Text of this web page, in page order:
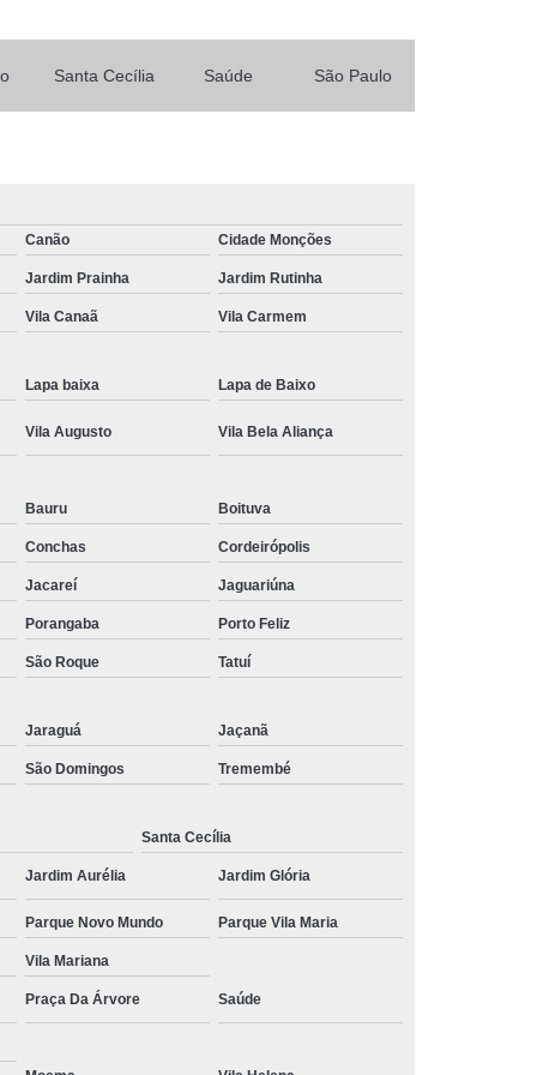
Tratamento da Depressão
Tratamento para Depressão
para Depressão
Depressivo Maior
Persistente
Tratamento de Fobia
Fobia de Lugar Fechado
Tratamentos para Medo
Tratamento para Insônia
Tratamento para Insônia e Ansiedade
Tratamento para Insônia Interior de São Paulo
Tratamento para Insônia Terminal
Bipolar
Tratamento da Bipolaridade
Tratamento de Transtorno Bipolar
Tratamento para Depressão Bipolar
Tratamento para Transtorno Bipolar
Bipolar Interior de São Paulo
Bipolar São Paulo
Santa Cecília Saúde São Paulo
Canão Cidade Monções
Jardim Prainha Jardim Rutinha
Vila Canaã Vila Carmem
Lapa baixa Lapa de Baixo
Vila Augusto Vila Bela Aliança
Bauru Boituva
Conchas Cordeirópolis
Jacareí Jaguariúna
Porangaba Porto Feliz
São Roque Tatuí
Jaraguá Jaçanã
São Domingos Tremembé
Santa Cecília
Jardim Aurélia Jardim Glória
Parque Novo Mundo Parque Vila Maria
Vila Mariana
Praça Da Árvore Saúde